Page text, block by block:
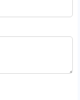
đương với 3 -
khi hư hỏng đột